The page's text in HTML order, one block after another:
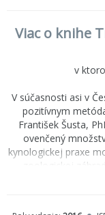
Viac o knihe
v
V súčasnosti asi v
pozitívnym
František Šusta,
ovenčený
kynologickej praxe
zoologickej
nápravy